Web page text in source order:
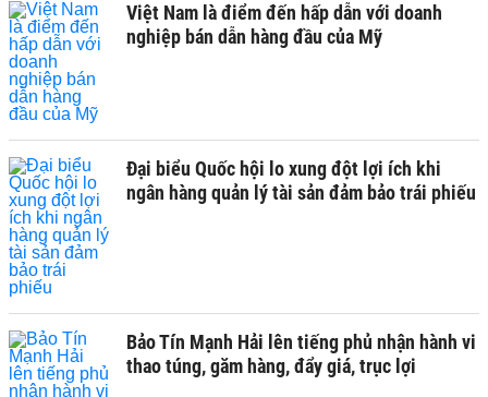
Việt Nam là điểm đến hấp dẫn với doanh
nghiệp bán dẫn hàng đầu của Mỹ
Đại biểu Quốc hội lo xung đột lợi ích khi
ngân hàng quản lý tài sản đảm bảo trái phiếu
Bảo Tín Mạnh Hải lên tiếng phủ nhận hành vi
thao túng, găm hàng, đẩy giá, trục lợi